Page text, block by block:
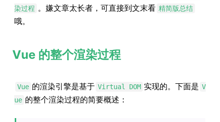
染过程 。嫌文章太长者，可直接到文末看 精简版总结
哦。
Vue 的整个渲染过程
Vue 的渲染引擎是基于 Virtual DOM 实现的。下面是 V
ue 的整个渲染过程的简要概述：